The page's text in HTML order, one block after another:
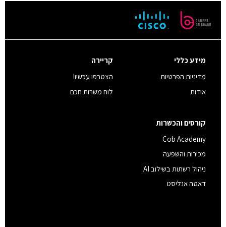
מידע כללי
מדיניות הפרטיות
אודות
קריירה
הצטרפו עכשיו!
לוח משרות חכם
קורסים והכשרות
Cob Academy
מכירות והשפעה
ניהול רשתות בשילוב AI
דאטה אנליסט